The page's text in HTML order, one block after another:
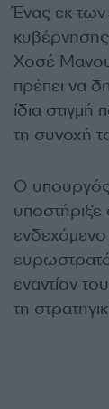
Ένας εκ
Χοσέ
πρέπει να
ίδια
τη συνοχή
Ο υπουργός
υποστήριξε
εναντίον
τη